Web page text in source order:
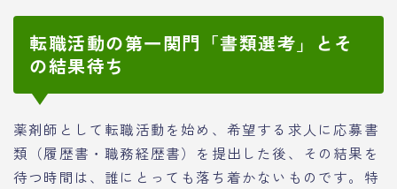
転職活動の第一関門「書類選考」とそ
の結果待ち
薬剤師として転職活動を始め、希望する求人に応募書
類（履歴書・職務経歴書）を提出した後、その結果を
待つ時間は、誰にとっても落ち着かないものです。特